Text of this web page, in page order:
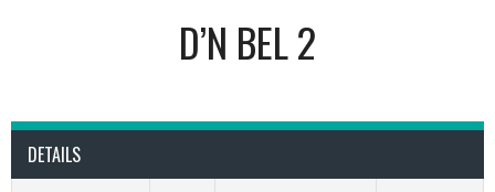
D’N BEL 2
DETAILS